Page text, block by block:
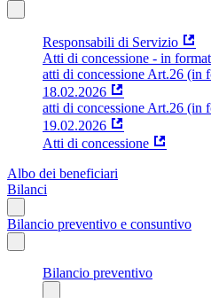
Responsabili di Servizio
Atti di concessione - in
atti di concessione Art.26 (in
18.02.2026
atti di concessione Art.26 (in
19.02.2026
Atti di concessione
Albo dei beneficiari
Bilanci
Bilancio preventivo e consuntivo
Bilancio preventivo